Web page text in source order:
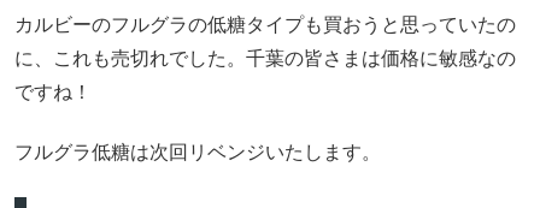
カルビーのフルグラの低糖タイプも買おうと思っていたの
に、これも売切れでした。千葉の皆さまは価格に敏感なの
ですね！
フルグラ低糖は次回リベンジいたします。